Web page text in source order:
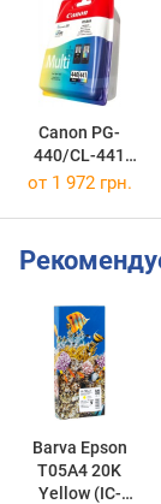
Canon PG-
440/CL-441
MULTI
от 1 972 грн.
Barva Epson
T05A4 20K
Yellow (IC-